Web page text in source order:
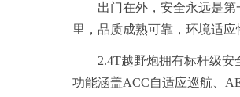
出门在外，安全永远是
里，品质成熟可靠，环境适应
2.4T越野炮拥有标杆级安
功能涵盖ACC自适应巡航、